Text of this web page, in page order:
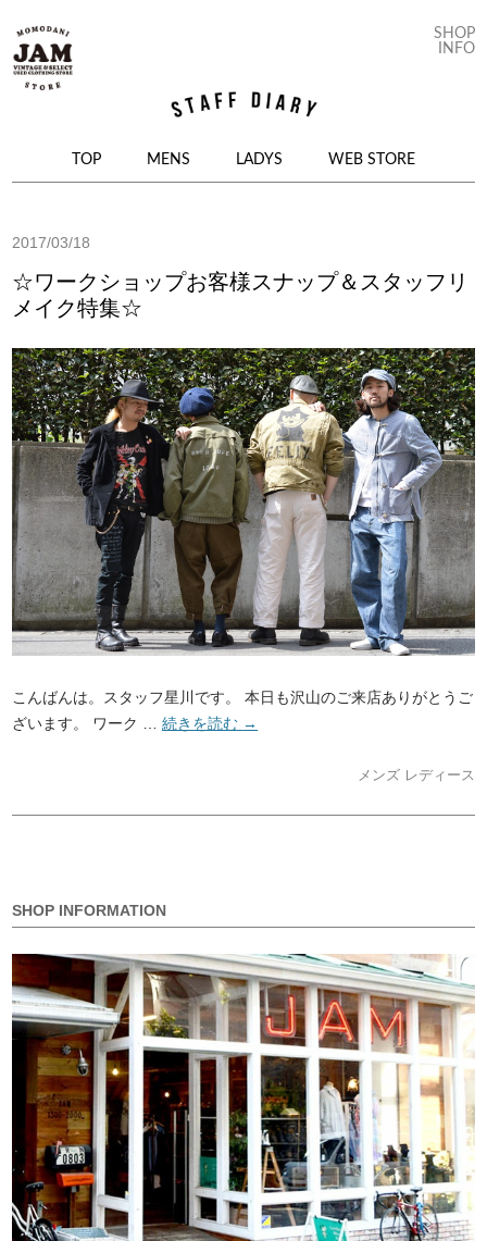
SHOP
INFO
コンテンツへ移動
TOP MENS LADYS WEB STORE
2017/03/18
☆ワークショップお客様スナップ＆スタッフリ
メイク特集☆
こんばんは。スタッフ星川です。 本日も沢山のご来店ありがとうご
ざいます。 ワーク …続きを読む →
メンズ レディース
SHOP INFORMATION